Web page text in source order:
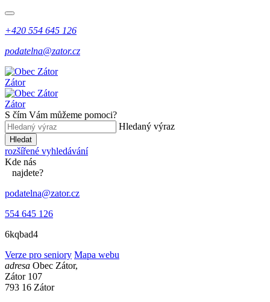
+420 554 645 126
podatelna@zator.cz
Zátor
Zátor
S čím Vám můžeme pomoci?
Hledaný výraz
Hledat
rozšířené vyhledávání
Kde nás
najdete?
podatelna@zator.cz
554 645 126
6kqbad4
Verze pro seniory Mapa webu
adresa Obec Zátor,
Zátor 107
793 16 Zátor